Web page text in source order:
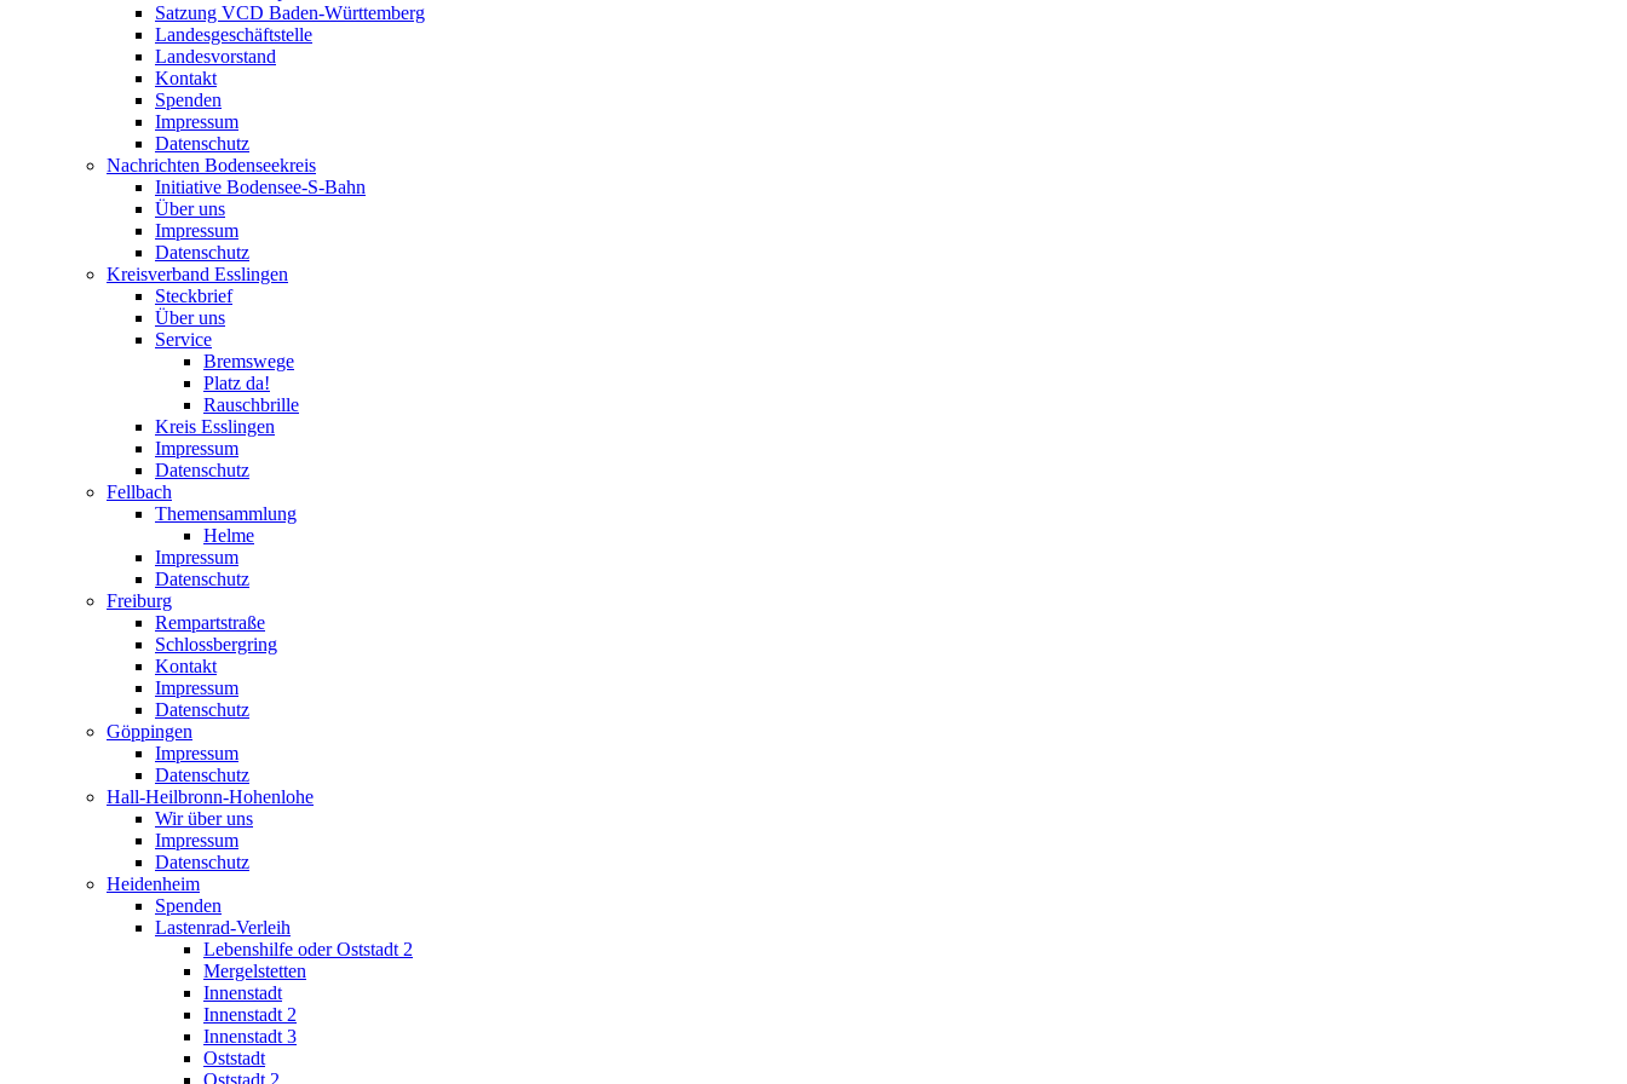
Satzung VCD Baden-Württemberg
Landesgeschäftstelle
Landesvorstand
Kontakt
Spenden
Impressum
Datenschutz
Nachrichten Bodenseekreis
Initiative Bodensee-S-Bahn
Über uns
Impressum
Datenschutz
Kreisverband Esslingen
Steckbrief
Über uns
Service
Bremswege
Platz da!
Rauschbrille
Kreis Esslingen
Impressum
Datenschutz
Fellbach
Themensammlung
Helme
Impressum
Datenschutz
Freiburg
Rempartstraße
Schlossbergring
Kontakt
Impressum
Datenschutz
Göppingen
Impressum
Datenschutz
Hall-Heilbronn-Hohenlohe
Wir über uns
Impressum
Datenschutz
Heidenheim
Spenden
Lastenrad-Verleih
Lebenshilfe oder Oststadt 2
Mergelstetten
Innenstadt
Innenstadt 2
Innenstadt 3
Oststadt
Oststadt 2